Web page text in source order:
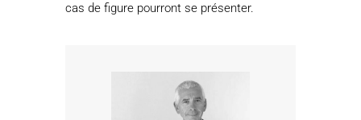
cas de figure pourront se présenter.